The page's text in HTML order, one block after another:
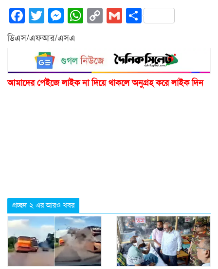
Facebook
Twitter
Messenger
WhatsApp
CopyGmailShare
ডিএস/এফআর/এসএ
আমাদের পেইজে লাইক না দিয়ে থাকলে অনুগ্রহ করে লাইক দিন
প্রচ্ছদ ২ এর আরও খবর